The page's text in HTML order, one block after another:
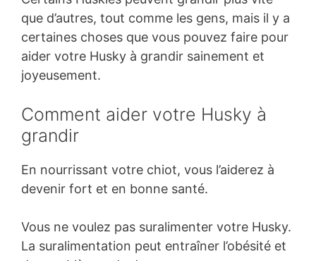
que d’autres, tout comme les gens, mais il y a
certaines choses que vous pouvez faire pour
aider votre Husky à grandir sainement et
joyeusement.
Comment aider votre Husky à
grandir
En nourrissant votre chiot, vous l’aiderez à
devenir fort et en bonne santé.
Vous ne voulez pas suralimenter votre Husky.
La suralimentation peut entraîner l’obésité et